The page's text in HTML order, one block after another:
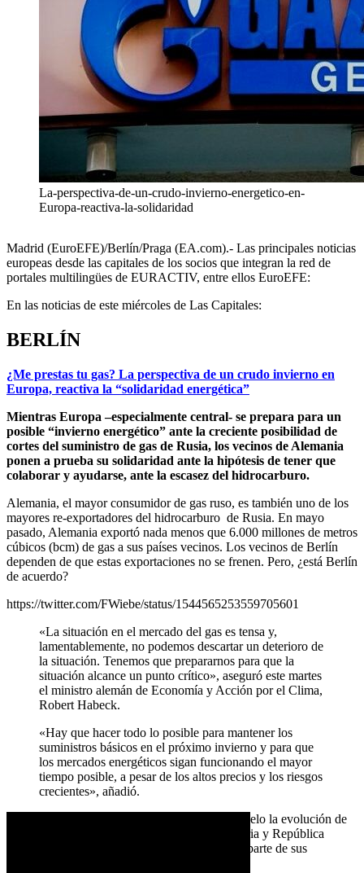
La-perspectiva-de-un-crudo-invierno-energetico-en-
Europa-reactiva-la-solidaridad
Madrid (EuroEFE)/Berlín/Praga (EA.com).- Las principales noticias
europeas desde las capitales de los socios que integran la red de
portales multilingües de EURACTIV, entre ellos EuroEFE:
En las noticias de este miércoles de Las Capitales:
BERLÍN
¿Me prestas tu gas? La perspectiva de un crudo invierno en
Europa, reactiva la “solidaridad energética”
Mientras Europa –especialmente central- se prepara para un
posible “invierno energético” ante la creciente posibilidad de
cortes del suministro de gas de Rusia, los vecinos de Alemania
ponen a prueba su solidaridad ante la hipótesis de tener que
colaborar y ayudarse, ante la escasez del hidrocarburo.
Alemania, el mayor consumidor de gas ruso, es también uno de los
mayores re-exportadores del hidrocarburo de Rusia. En mayo
pasado, Alemania exportó nada menos que 6.000 millones de metros
cúbicos (bcm) de gas a sus países vecinos. Los vecinos de Berlín
dependen de que estas exportaciones no se frenen. Pero, ¿está Berlín
de acuerdo?
https://twitter.com/FWiebe/status/1544565253559705601
«La situación en el mercado del gas es tensa y,
lamentablemente, no podemos descartar un deterioro de
la situación. Tenemos que prepararnos para que la
situación alcance un punto crítico», aseguró este martes
el ministro alemán de Economía y Acción por el Clima,
Robert Habeck.
«Hay que hacer todo lo posible para mantener los
suministros básicos en el próximo invierno y para que
los mercados energéticos sigan funcionando el mayor
tiempo posible, a pesar de los altos precios y los riesgos
crecientes», añadió.
Algunos vecinos de Alemania observan con recelo la evolución de
la situación. Países sin litoral como Suiza, Austria y República
Checa dependen de Alemania para cubrir gran parte de sus